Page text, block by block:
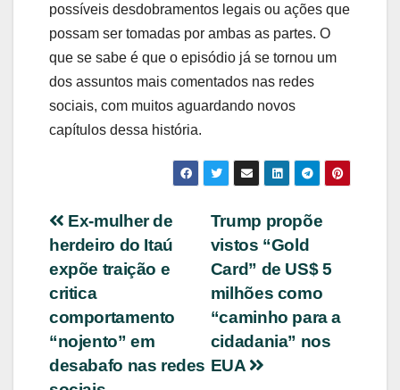
possíveis desdobramentos legais ou ações que
possam ser tomadas por ambas as partes. O
que se sabe é que o episódio já se tornou um
dos assuntos mais comentados nas redes
sociais, com muitos aguardando novos
capítulos dessa história.
Navegação
de
Post
Trump propõe
vistos “Gold
Card” de US$ 5
milhões como
“caminho para a
cidadania” nos
EUA
Ex-mulher de
herdeiro do Itaú
expõe traição e
critica
comportamento
“nojento” em
desabafo nas redes